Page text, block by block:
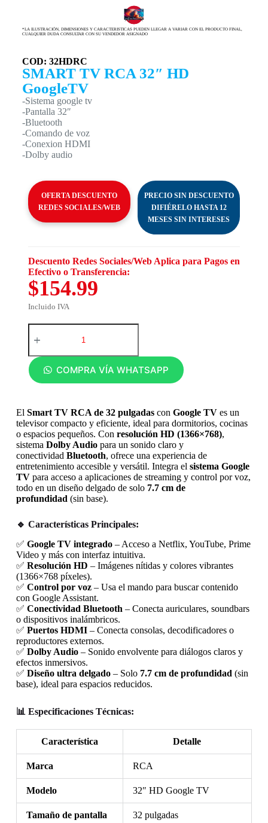
*LA ILUSTRACIÓN, DIMENSIONES Y CARACTERISTICAS PUEDEN LLEGAR A VARIAR CON EL PRODUCTO FINAL,
CUALQUIER DUDA CONSULTAR CON SU VENDEDOR ASIGNADO
COD: 32HDRC
SMART TV RCA 32″ HD
GoogleTV
-Sistema google tv
-Pantalla 32″
-Bluetooth
-Comando de voz
-Conexion HDMI
-Dolby audio
OFERTA DESCUENTO
REDES SOCIALES/WEB
PRECIO SIN DESCUENTO
DIFIÉRELO HASTA 12
MESES SIN INTERESES
Descuento Redes Sociales/Web Aplica para Pagos en
Efectivo o Transferencia:
$154.99
Incluido IVA
COMPRA VÍA WHATSAPP
El Smart TV RCA de 32 pulgadascon Google TVes un
televisor compacto y eficiente, ideal para dormitorios, cocinas
o espacios pequeños. Con resolución HD (1366×768),
sistema Dolby Audiopara un sonido claro y
conectividad Bluetooth, ofrece una experiencia de
entretenimiento accesible y versátil. Integra el sistema Google
TVpara acceso a aplicaciones de streaming y control por voz,
todo en un diseño delgado de solo 7.7 cm de
profundidad (sin base).
🔹 Características Principales:
✅ Google TV integrado– Acceso a Netflix, YouTube, Prime
Video y más con interfaz intuitiva.
✅ Resolución HD – Imágenes nítidas y colores vibrantes
(1366×768 píxeles).
✅ Control por voz– Usa el mando para buscar contenido
con Google Assistant.
✅ Conectividad Bluetooth – Conecta auriculares, soundbars
o dispositivos inalámbricos.
✅ Puertos HDMI– Conecta consolas, decodificadores o
reproductores externos.
✅ Dolby Audio– Sonido envolvente para diálogos claros y
efectos inmersivos.
✅ Diseño ultra delgado– Solo 7.7 cm de profundidad (sin
base), ideal para espacios reducidos.
📊 Especificaciones Técnicas:
Característica Detalle
Marca RCA
Modelo 32″ HD Google TV
Tamaño de pantalla 32 pulgadas